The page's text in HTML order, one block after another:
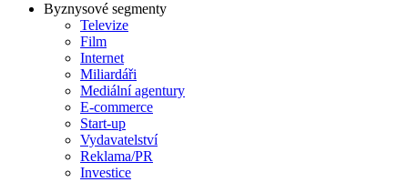
Byznysové segmenty
Televize
Film
Internet
Miliardáři
Mediální agentury
E-commerce
Start-up
Vydavatelství
Reklama/PR
Investice